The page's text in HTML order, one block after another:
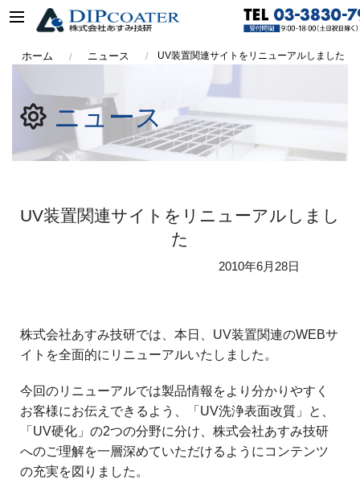
ホーム ニュース UV装置関連サイトをリニューアルしました
ニュース
UV装置関連サイトをリニューアルしまし
た
2010年6月28日
株式会社あすみ技研では、本日、UV装置関連のWEBサ
イトを全面的にリニューアルいたしました。
今回のリニューアルでは製品情報をより分かりやすく
お客様にお伝えできるよう、「UV洗浄表面改質」と、
「UV硬化」の2つの分野に分け、株式会社あすみ技研
へのご理解を一層深めていただけるようにコンテンツ
の充実を図りました。